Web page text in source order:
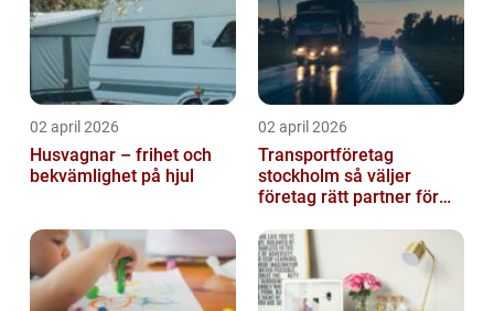
02 april 2026
Husvagnar – frihet och
bekvämlighet på hjul
02 april 2026
Transportföretag
stockholm så väljer
företag rätt partner för